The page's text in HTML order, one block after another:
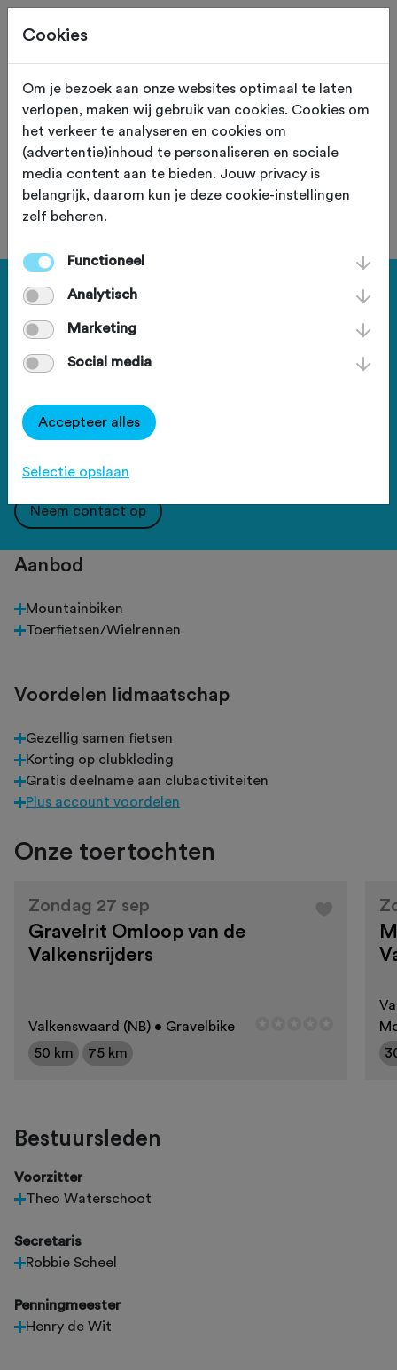
Valkenswaard Noord Brabant
TC de Valkenrijders
Startlocatie
Markt,
Valkenswaard
Neem contact op
Aanbod
Mountainbiken
Toerfietsen/Wielrennen
Voordelen lidmaatschap
Gezellig samen fietsen
Korting op clubkleding
Gratis deelname aan clubactiviteiten
Plus account voordelen
Onze toertochten
Zondag 27 sep
Gravelrit Omloop van de
Valkensrijders
Valkenswaard (NB) • Gravelbike
50 km
75 km
Bestuursleden
Voorzitter
Theo Waterschoot
Secretaris
Robbie Scheel
Penningmeester
Henry de Wit
Cookies
Om je bezoek aan onze websites optimaal te laten
verlopen, maken wij gebruik van cookies. Cookies om
het verkeer te analyseren en cookies om
(advertentie)inhoud te personaliseren en sociale
media content aan te bieden. Jouw privacy is
belangrijk, daarom kun je deze cookie-instellingen
zelf beheren.
Functioneel
Analytisch
Marketing
Social media
Accepteer alles
Selectie opslaan